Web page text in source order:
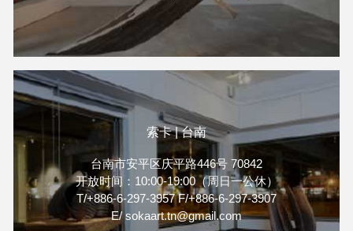
索卡 | 台南
台南市安平区庆平路446号 70842
开放时间：10:00-19:00（周日一公休）
T/+886-6-297-3957 F/+886-6-297-3907
E/ sokaart.tn@gmail.com